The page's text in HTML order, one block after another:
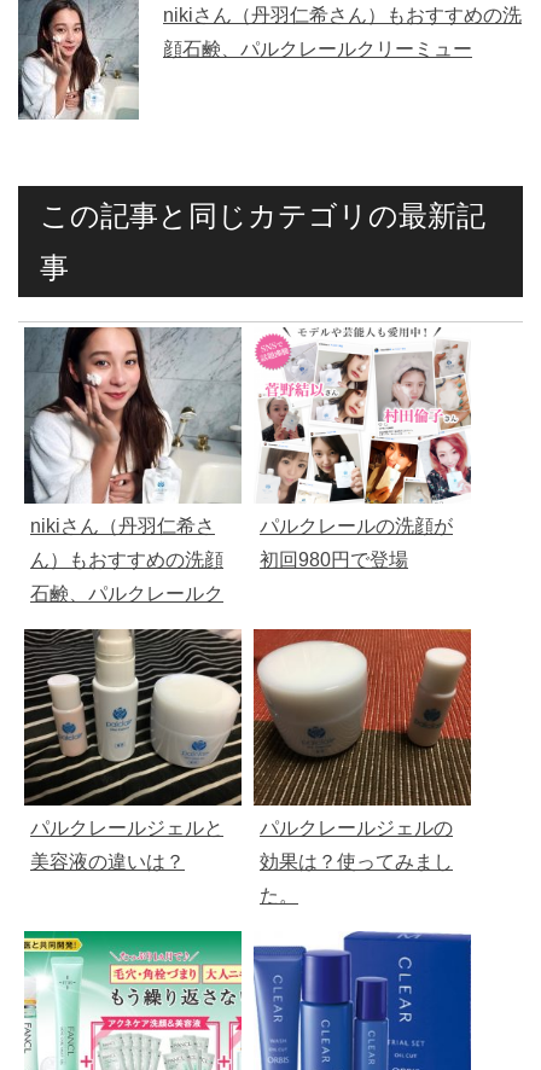
nikiさん（丹羽仁希さん）もおすすめの洗
顔石鹸、パルクレールクリーミュー
この記事と同じカテゴリの最新記
事
nikiさん（丹羽仁希さ
ん）もおすすめの洗顔
石鹸、パルクレールク
リーミュー
パルクレールの洗顔が
初回980円で登場
パルクレールジェルと
美容液の違いは？
パルクレールジェルの
効果は？使ってみまし
た。